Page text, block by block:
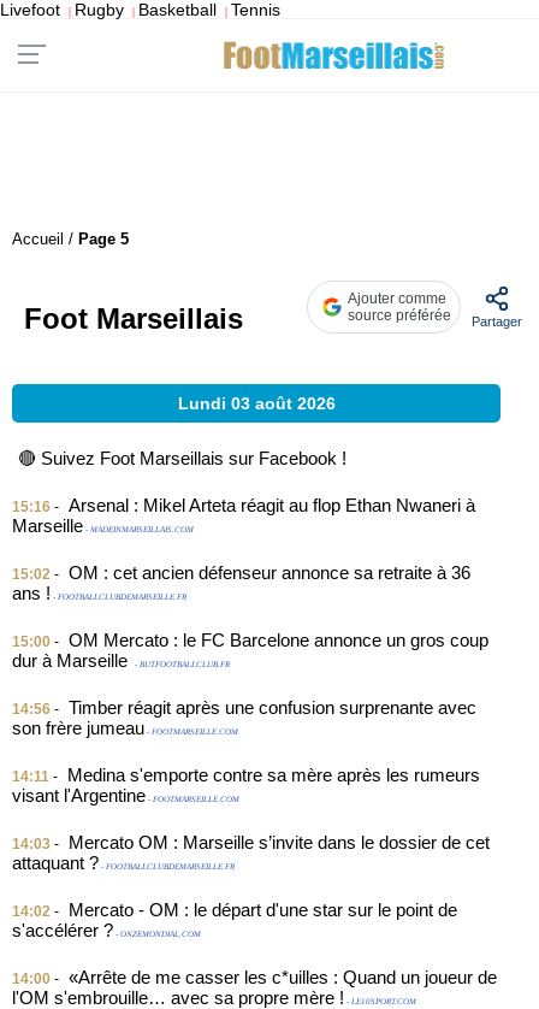
Livefoot | Rugby | Basketball | Tennis
Accueil / Page 5
Foot Marseillais
Ajouter comme
source préférée
Partager
Lundi 03 août 2026
🔴 Suivez Foot Marseillais sur Facebook !
15:16 - Arsenal : Mikel Arteta réagit au flop Ethan Nwaneri à
Marseille - MADEINMARSEILLAIS.COM
15:02 - OM : cet ancien défenseur annonce sa retraite à 36
ans ! - FOOTBALLCLUBDEMARSEILLE.FR
15:00 - OM Mercato : le FC Barcelone annonce un gros coup
dur à Marseille
- BUTFOOTBALLCLUB.FR
14:56 - Timber réagit après une confusion surprenante avec
son frère jumeau - FOOTMARSEILLE.COM
14:11 -
Medina s'emporte contre sa mère après les rumeurs
visant l'Argentine - FOOTMARSEILLE.COM
14:03 -
Mercato OM : Marseille s’invite dans le dossier de cet
attaquant ? - FOOTBALLCLUBDEMARSEILLE.FR
14:02 -
Mercato - OM : le départ d'une star sur le point de
s'accélérer ? - ONZEMONDIAL.COM
14:00 - «Arrête de me casser les c*uilles : Quand un joueur de
l'OM s'embrouille… avec sa propre mère ! - LE10SPORT.COM